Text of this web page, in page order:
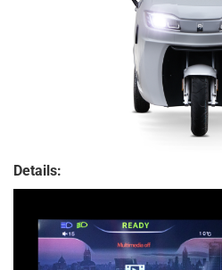
Details: